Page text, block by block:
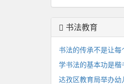
书法教育
书法的传承不是让每
学书法的基本功是楷
达孜区教育局举办